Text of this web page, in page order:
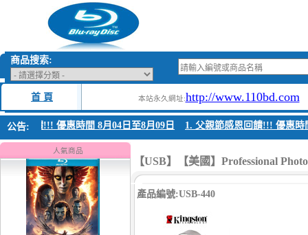
商品搜索:
首 頁 本站永久網址:http://www.110bd.com
公告:
回饋!!! 優惠時間 8月04日至8月09日 1. 父親節感恩回饋!!! 優惠時間 8
人氣商品
1.【平裝版藍光】[英] 阿凡達：水
之道 (2022)〈台版〉
【USB】【美國】Professional
產品編號:USB-440